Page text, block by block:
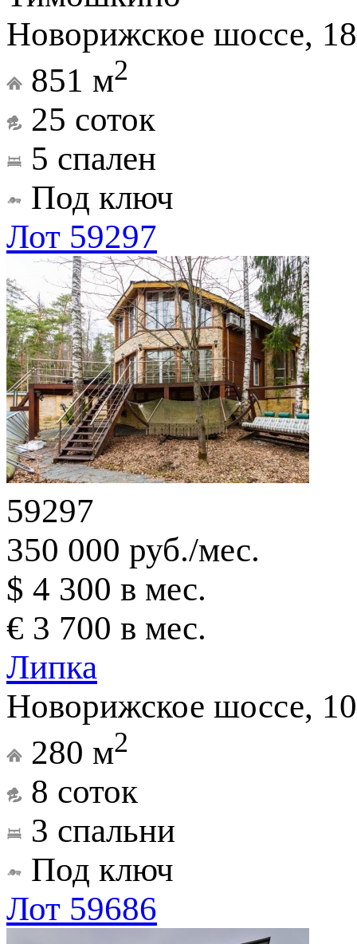
Новорижское шоссе,
851 м2
25 соток
5 спален
Под ключ
Лот 59297
59297
350 000 руб./мес.
$ 4 300 в мес.
€ 3 700 в мес.
Липка
Новорижское шоссе,
280 м2
8 соток
3 спальни
Под ключ
Лот 59686